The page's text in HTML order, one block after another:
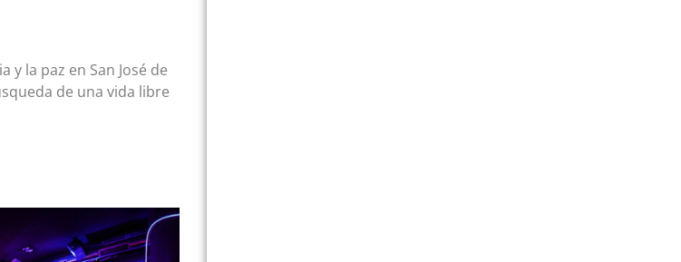
la paz en San José de
de una vida libre